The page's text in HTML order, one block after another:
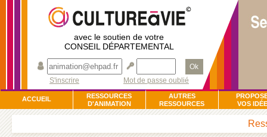
avec le soutien de votre
CONSEIL DÉPARTEMENTAL
Ok
S'inscrire
Mot de passe oublié
ACCUEIL
RESSOURCES
D'ANIMATION
AUTRES
RESSOURCES
VOS